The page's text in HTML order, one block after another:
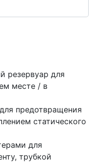
резервуар для
месте / в
предотвращения
статического
для
трубкой